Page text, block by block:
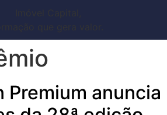
Premium anuncia